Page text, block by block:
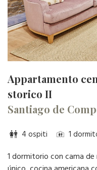
Appartamento
storico II
Santiago de
4 ospiti 1
1 dormitorio con cama